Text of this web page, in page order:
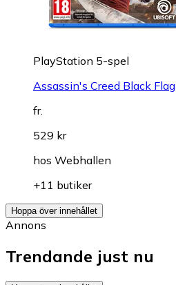
PlayStation 5-spel
Assassin's Creed Black
fr.
529 kr
hos Webhallen
+11 butiker
Hoppa över innehållet
Annons
Trendande just nu